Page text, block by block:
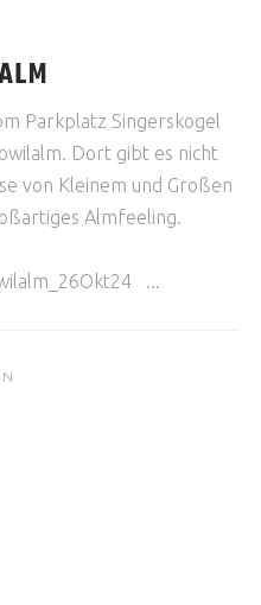
Parkplatz Singerskogel
Dort gibt es nicht
von Kleinem und Großen
Almfeeling.